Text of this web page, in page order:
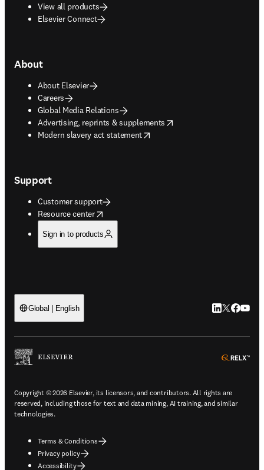
View all products
Elsevier Connect
About
About Elsevier
Careers
Global Media Relations
Advertising, reprints & supplements
opens in new tab/window
Modern slavery act statement
opens in new tab/window
Support
Customer support
Resource center
opens in new tab/window
Sign in to products
Global | English LinkedIn
Twitter
Copyright © 2026 Elsevier, its licensors, and contributors. All rights are
reserved, including those for text and data mining, AI training, and similar
technologies.
Terms & Conditions
Privacy policy
Accessibility